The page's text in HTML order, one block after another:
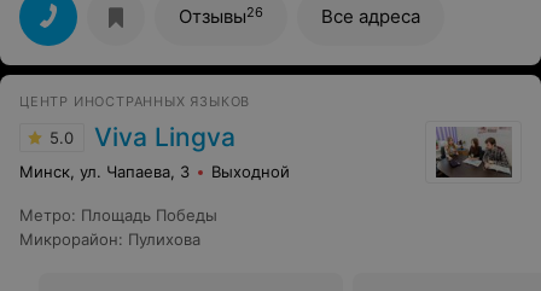
Приятно: обучение проходит интересно и в приятной
дружеской атмосфере. Большое спасибо Алле!!!
Польский язык стал для меня хобби, планирую
заниматься и дальше.
Отзывы26 Все адреса
ЦЕНТР ИНОСТРАННЫХ ЯЗЫКОВ
5.0 Viva Lingva
Минск, ул. Чапаева, 3 Выходной
Метро: Площадь Победы
Микрорайон: Пулихова